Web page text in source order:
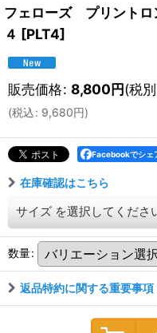
フェローズ プリント
４ [PLT4]
販売価格: 8,800円(税
(税込: 9,680円)
Facebookでシェ
在庫確認はこちら
サイズ を選択してくださ
数量:
返品特約に関する重要事項